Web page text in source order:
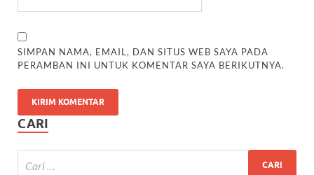
SIMPAN NAMA, EMAIL, DAN SITUS WEB SAYA PADA
PERAMBAN INI UNTUK KOMENTAR SAYA BERIKUTNYA.
CARI